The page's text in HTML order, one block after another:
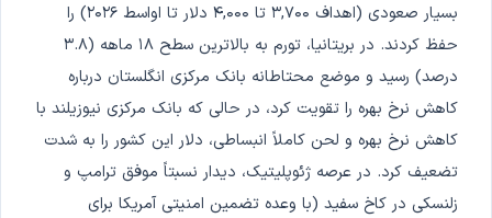
بسیار صعودی (اهداف ۳,۷۰۰ تا ۴,۰۰۰ دلار تا اواسط ۲۰۲۶) را
حفظ کردند. در بریتانیا، تورم به بالاترین سطح ۱۸ ماهه (۳.۸
درصد) رسید و موضع محتاطانه بانک مرکزی انگلستان درباره
کاهش نرخ بهره را تقویت کرد، در حالی که بانک مرکزی نیوزیلند با
کاهش نرخ بهره و لحن کاملاً انبساطی، دلار این کشور را به شدت
تضعیف کرد. در عرصه ژئوپلیتیک، دیدار نسبتاً موفق ترامپ و
زلنسکی در کاخ سفید (با وعده تضمین امنیتی آمریکا برای